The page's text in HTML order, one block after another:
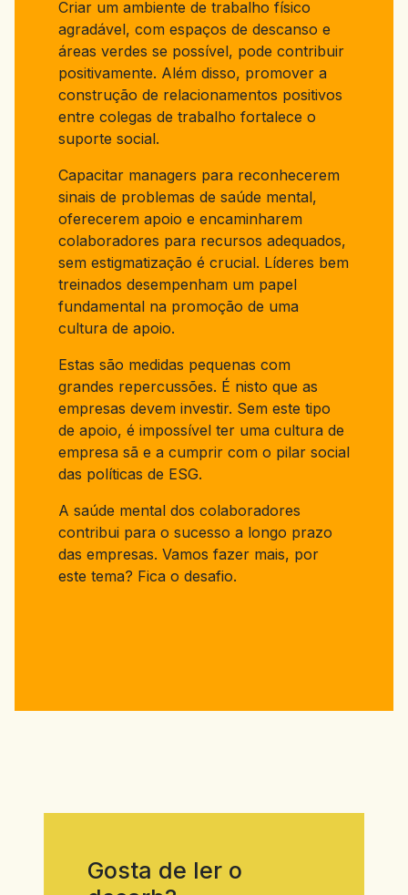
Criar um ambiente de trabalho físico
agradável, com espaços de descanso e
áreas verdes se possível, pode contribuir
positivamente. Além disso, promover a
construção de relacionamentos positivos
entre colegas de trabalho fortalece o
suporte social.
Capacitar managers para reconhecerem
sinais de problemas de saúde mental,
oferecerem apoio e encaminharem
colaboradores para recursos adequados,
sem estigmatização é crucial. Líderes bem
treinados desempenham um papel
fundamental na promoção de uma
cultura de apoio.
Estas são medidas pequenas com
grandes repercussões. É nisto que as
empresas devem investir. Sem este tipo
de apoio, é impossível ter uma cultura de
empresa sã e a cumprir com o pilar social
das políticas de ESG.
A saúde mental dos colaboradores
contribui para o sucesso a longo prazo
das empresas. Vamos fazer mais, por
este tema? Fica o desafio.
Gosta de ler o